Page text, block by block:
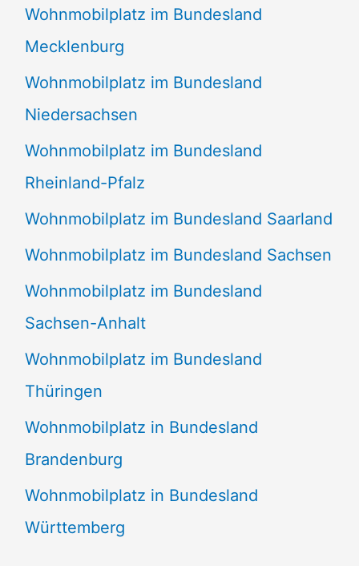
Wohnmobilplatz im Bundesland
Mecklenburg
Wohnmobilplatz im Bundesland
Niedersachsen
Wohnmobilplatz im Bundesland
Rheinland-Pfalz
Wohnmobilplatz im Bundesland Saarland
Wohnmobilplatz im Bundesland Sachsen
Wohnmobilplatz im Bundesland
Sachsen-Anhalt
Wohnmobilplatz im Bundesland
Thüringen
Wohnmobilplatz in Bundesland
Brandenburg
Wohnmobilplatz in Bundesland
Württemberg